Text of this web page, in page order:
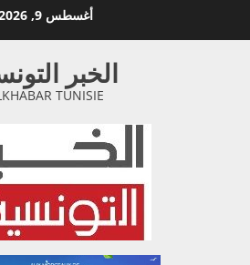
أغسطس 9, 2026
الخبر
TUNISIE